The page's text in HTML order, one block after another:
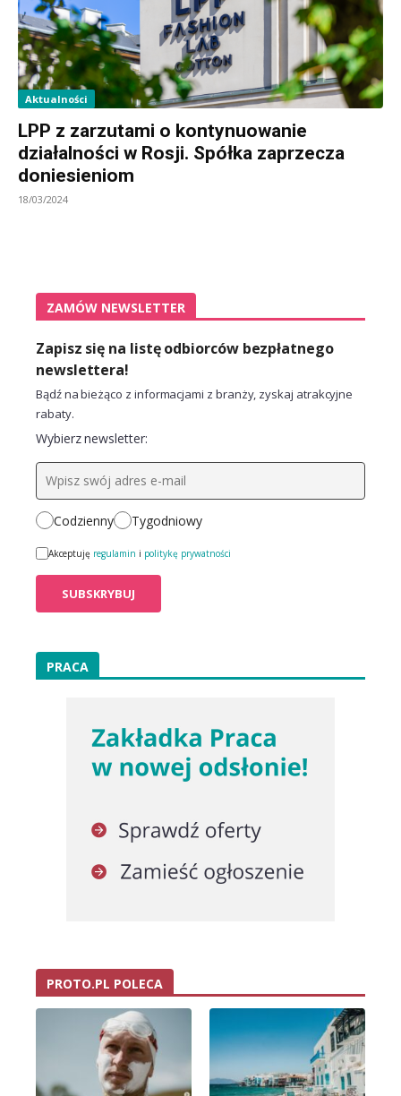
Aktualności
LPP z zarzutami o kontynuowanie
działalności w Rosji. Spółka zaprzecza
doniesieniom
18/03/2024
ZAMÓW NEWSLETTER
Zapisz się na listę odbiorców bezpłatnego
newslettera!
Bądź na bieżąco z informacjami z branży, zyskaj atrakcyjne
rabaty.
Wybierz newsletter:
Codzienny Tygodniowy
Akceptuję regulamin i politykę prywatności
PRACA
PROTO.PL POLECA